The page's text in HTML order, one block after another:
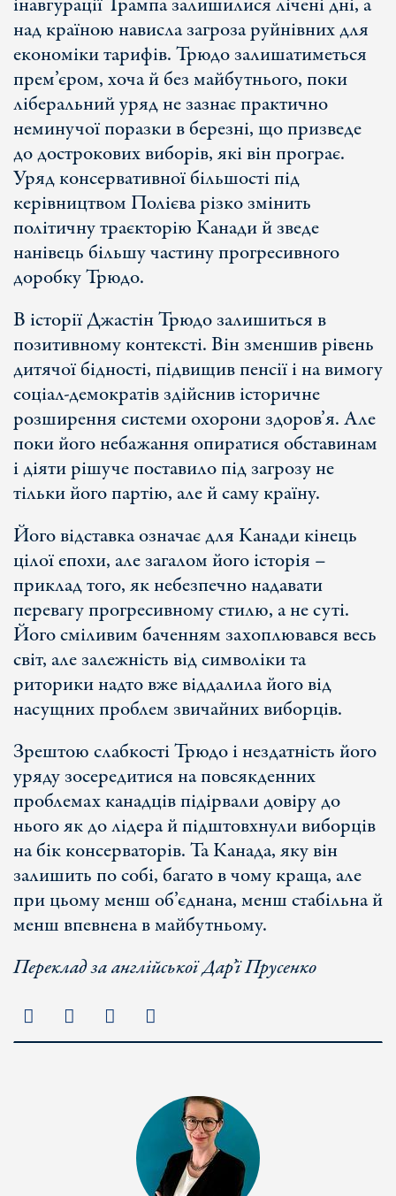
над країною нависла загроза руйнівних для
економіки тарифів. Трюдо залишатиметься
прем’єром, хоча й без майбутнього, поки
ліберальний уряд не зазнає практично
неминучої поразки в березні, що призведе
до дострокових виборів, які він програє.
Уряд консервативної більшості під
керівництвом Полієва різко змінить
політичну траєкторію Канади й зведе
нанівець більшу частину прогресивного
доробку Трюдо.
В історії Джастін Трюдо залишиться в
позитивному контексті. Він зменшив рівень
дитячої бідності, підвищив пенсії і на вимогу
соціал-демократів здійснив історичне
розширення системи охорони здоров’я. Але
поки його небажання опиратися обставинам
і діяти рішуче поставило під загрозу не
тільки його партію, але й саму країну.
Його відставка означає для Канади кінець
цілої епохи, але загалом його історія –
приклад того, як небезпечно надавати
перевагу прогресивному стилю, а не суті.
Його сміливим баченням захоплювався весь
світ, але залежність від символіки та
риторики надто вже віддалила його від
насущних проблем звичайних виборців.
Зрештою слабкості Трюдо і нездатність його
уряду зосередитися на повсякденних
проблемах канадців підірвали довіру до
нього як до лідера й підштовхнули виборців
на бік консерваторів. Та Канада, яку він
залишить по собі, багато в чому краща, але
при цьому менш об’єднана, менш стабільна й
менш впевнена в майбутньому.
Переклад за англійської Дар’ї Прусенко